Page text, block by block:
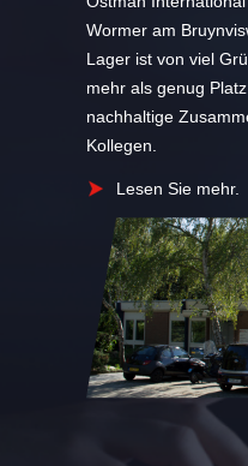
Wormer am
Lager ist von viel
mehr als genug
nachhaltige
Kollegen.
Lesen Sie mehr.